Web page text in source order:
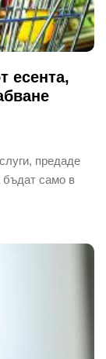
есента,
предаде
бъдат само в